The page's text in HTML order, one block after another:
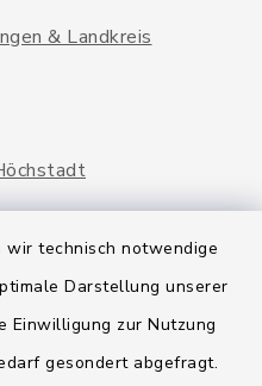
technisch notwendige
Darstellung unserer
Einwilligung zur Nutzung
gesondert abgefragt.
& Landkreis